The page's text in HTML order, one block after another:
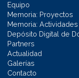
Equipo
Memoria: Proyectos
Memoria: Actividades
Depósito Digital de
Partners
Actualidad
Galerías
Contacto